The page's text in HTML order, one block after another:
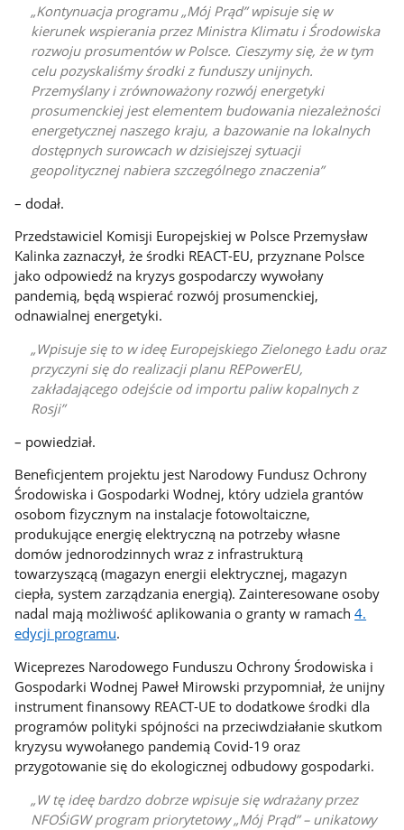
Kontynuacja programu „Mój Prąd” wpisuje się w
kierunek wspierania przez Ministra Klimatu i Środowiska
rozwoju prosumentów w Polsce. Cieszymy się, że w tym
celu pozyskaliśmy środki z funduszy unijnych.
Przemyślany i zrównoważony rozwój energetyki
prosumenckiej jest elementem budowania niezależności
energetycznej naszego kraju, a bazowanie na lokalnych
dostępnych surowcach w dzisiejszej sytuacji
geopolitycznej nabiera szczególnego znaczenia
– dodał.
Przedstawiciel Komisji Europejskiej w Polsce Przemysław
Kalinka zaznaczył, że środki REACT-EU, przyznane Polsce
jako odpowiedź na kryzys gospodarczy wywołany
pandemią, będą wspierać rozwój prosumenckiej,
odnawialnej energetyki.
Wpisuje się to w ideę Europejskiego Zielonego Ładu oraz
przyczyni się do realizacji planu REPowerEU,
zakładającego odejście od importu paliw kopalnych z
Rosji
– powiedział.
Beneficjentem projektu jest Narodowy Fundusz Ochrony
Środowiska i Gospodarki Wodnej, który udziela grantów
osobom fizycznym na instalacje fotowoltaiczne,
produkujące energię elektryczną na potrzeby własne
domów jednorodzinnych wraz z infrastrukturą
towarzyszącą (magazyn energii elektrycznej, magazyn
ciepła, system zarządzania energią). Zainteresowane osoby
nadal mają możliwość aplikowania o granty w ramach4.
edycji programu.
Wiceprezes Narodowego Funduszu Ochrony Środowiska i
Gospodarki Wodnej Paweł Mirowski przypomniał, że unijny
instrument finansowy REACT-UE to dodatkowe środki dla
programów polityki spójności na przeciwdziałanie skutkom
kryzysu wywołanego pandemią Covid-19 oraz
przygotowanie się do ekologicznej odbudowy gospodarki.
W tę ideę bardzo dobrze wpisuje się wdrażany przez
NFOŚiGW program priorytetowy „Mój Prąd” – unikatowy